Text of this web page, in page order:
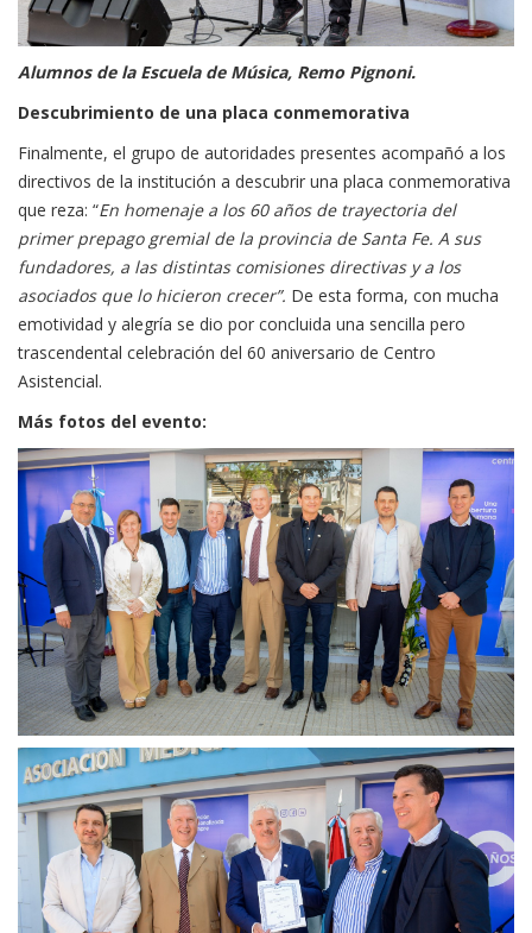
Alumnos de la Escuela de Música, Remo Pignoni.
Descubrimiento de una placa conmemorativa
Finalmente, el grupo de autoridades presentes acompañó a los
directivos de la institución a descubrir una placa conmemorativa
que reza: “En homenaje a los 60 años de trayectoria del
primer prepago gremial de la provincia de Santa Fe. A sus
fundadores, a las distintas comisiones directivas y a los
asociados que lo hicieron crecer”. De esta forma, con mucha
emotividad y alegría se dio por concluida una sencilla pero
trascendental celebración del 60 aniversario de Centro
Asistencial.
Más fotos del evento: